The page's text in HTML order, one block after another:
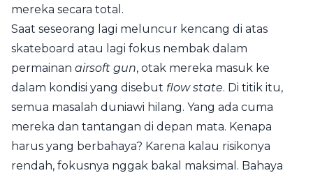
mereka secara total.
Saat seseorang lagi meluncur kencang di atas
skateboard atau lagi fokus nembak dalam
permainan airsoft gun, otak mereka masuk ke
dalam kondisi yang disebut flow state. Di titik itu,
semua masalah duniawi hilang. Yang ada cuma
mereka dan tantangan di depan mata. Kenapa
harus yang berbahaya? Karena kalau risikonya
rendah, fokusnya nggak bakal maksimal. Bahaya